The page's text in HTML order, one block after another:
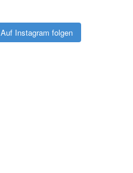
Auf Instagram folgen